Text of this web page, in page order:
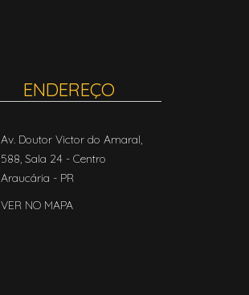
ENDEREÇO
Av. Doutor Victor do Amaral,
588, Sala 24 - Centro
Araucária - PR
VER NO MAPA